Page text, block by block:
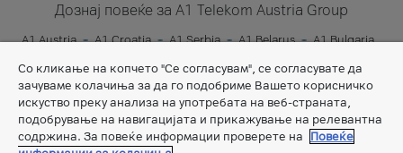
Дознај повеќе за A1 Telekom Austria Group
A1 Austria A1 Croatia A1 Serbia A1 Belarus
A1 Bulgaria
Со кликање на копчето "Се согласувам", се согласувате да
зачуваме колачиња за да го подобриме Вашето корисничко
искуство преку анализа на употребата на веб-страната,
подобрување на навигацијата и прикажување на релевантна
содржина. За повеќе информации проверете на
Повеќе